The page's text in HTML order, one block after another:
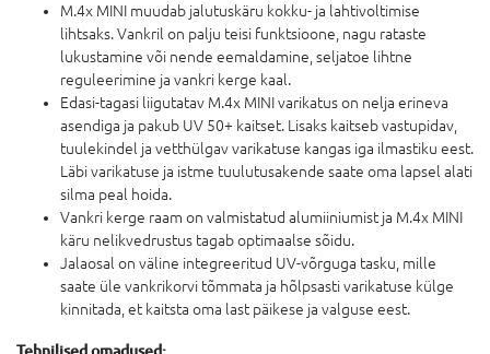
M.4x MINI muudab jalutuskäru kokku- ja lahtivoltimise
lihtsaks. Vankril on palju teisi funktsioone, nagu rataste
lukustamine või nende eemaldamine, seljatoe lihtne
reguleerimine ja vankri kerge kaal.
Edasi-tagasi liigutatav M.4x MINI varikatus on nelja erineva
asendiga ja pakub UV 50+ kaitset. Lisaks kaitseb vastupidav,
tuulekindel ja vetthülgav varikatuse kangas iga ilmastiku eest.
Läbi varikatuse ja istme tuulutusakende saate oma lapsel alati
silma peal hoida.
Vankri kerge raam on valmistatud alumiiniumist ja M.4x MINI
käru nelikvedrustus tagab optimaalse sõidu.
Jalaosal on väline integreeritud UV-võrguga tasku, mille
saate üle vankrikorvi tõmmata ja hõlpsasti varikatuse külge
kinnitada, et kaitsta oma last päikese ja valguse eest.
Tehnilised omadused: